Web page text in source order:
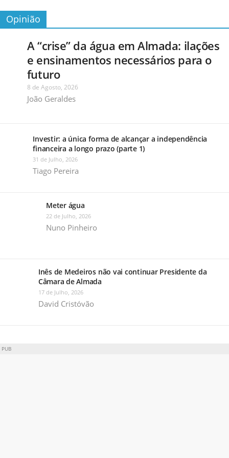
Opinião
A “crise” da água em Almada: ilações
e ensinamentos necessários para o
futuro
8 de Agosto, 2026
João Geraldes
Investir: a única forma de alcançar a independência
financeira a longo prazo (parte 1)
31 de Julho, 2026
Tiago Pereira
Meter água
22 de Julho, 2026
Nuno Pinheiro
Inês de Medeiros não vai continuar Presidente da
Câmara de Almada
17 de Julho, 2026
David Cristóvão
PUB